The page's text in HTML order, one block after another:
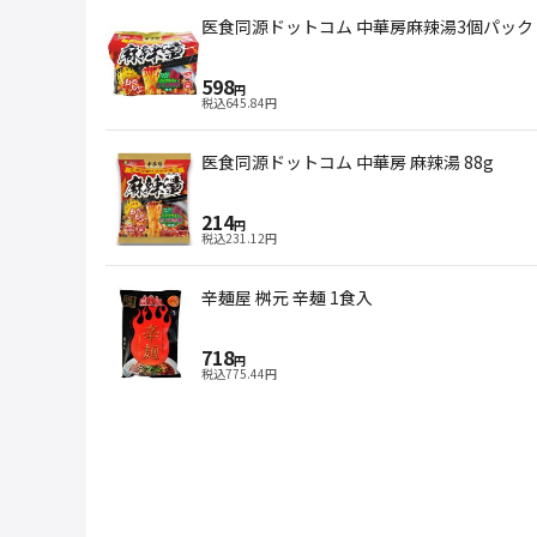
医食同源ドットコム 中華房麻辣湯3個パッ
598円
税込645.84円
医食同源ドットコム 中華房 麻辣湯 88g
214円
税込231.12円
辛麺屋 桝元 辛麺 1食入
718円
税込775.44円